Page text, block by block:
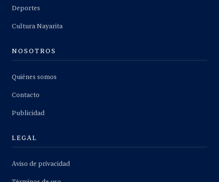
Deportes
Cultura Nayarita
NOSOTROS
Quiénes somos
Contacto
Publicidad
LEGAL
Aviso de privacidad